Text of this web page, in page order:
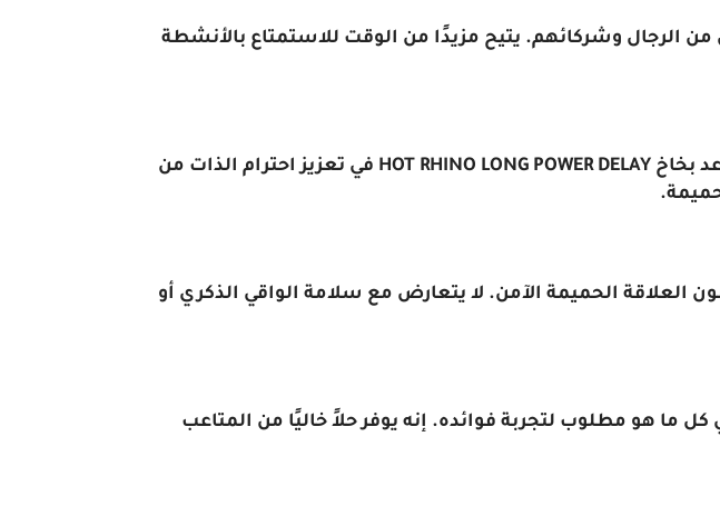
من الرجال وشركائهم. يتيح مزيدًا من الوقت للاستمتاع بالأنشطة
يمكن أن يؤدي القذف المبكر إلى الشعور بالقلق وتقليل الثقة في غرفة النوم. يمكن أن يساعد بخاخ HOT RHINO LONG POWER DELAY في تعزيز احترام الذات من
العلاقة الحميمة الآمن. لا يتعارض مع سلامة الواقي الذكري أو
هو مطلوب لتجربة فوائده. إنه يوفر حلاً خاليًا من المتاعب